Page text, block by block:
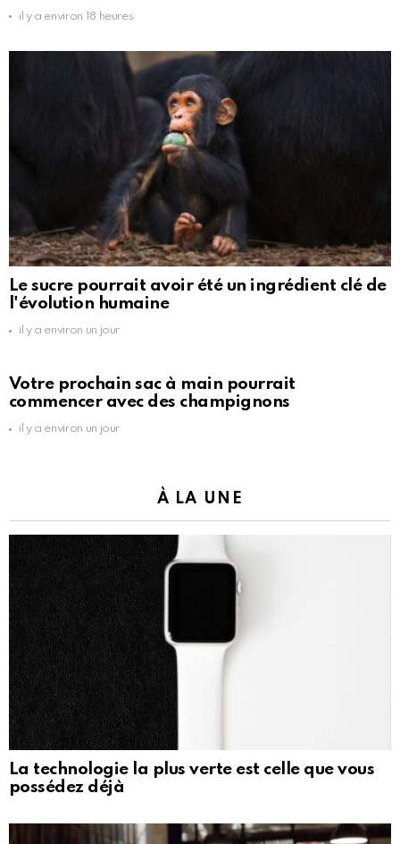
il y a environ 18 heures
Le sucre pourrait avoir été un ingrédient clé de
l'évolution humaine
il y a environ un jour
Votre prochain sac à main pourrait
commencer avec des champignons
il y a environ un jour
À LA UNE
La technologie la plus verte est celle que vous
possédez déjà